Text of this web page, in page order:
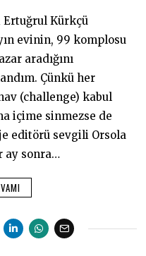
Ertuğrul Kürkçü
evinin, 99 komplosu
aradığını
Çünkü her
(challenge) kabul
içime sinmezse de
editörü sevgili Orsola
ay sonra…